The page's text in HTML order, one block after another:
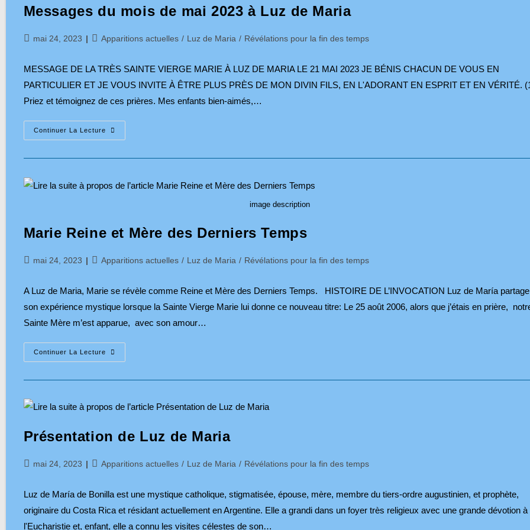
Messages du mois de mai 2023 à Luz de Maria
Publication
mai 24, 2023
PostApparitions actuelles / Luz de Maria / Révélations pour la fin des temps
MESSAGE DE LA TRÈS SAINTE VIERGE MARIE À LUZ DE MARIA LE 21 MAI 2023 JE BÉNIS CHACUN DE VOUS EN
PARTICULIER ET JE VOUS INVITE À ÊTRE PLUS PRÈS DE MON DIVIN FILS, EN L'ADORANT EN ESPRIT ET EN VÉRITÉ.
Priez et témoignez de ces prières. Mes enfants bien-aimés,…
Continuer La LectureMessages
Du
De
Luz
image description
Marie Reine et Mère des Derniers Temps
Publication
mai 24, 2023
PostApparitions actuelles / Luz de Maria / Révélations pour la fin des temps
A Luz de Maria, Marie se révèle comme Reine et Mère des Derniers Temps. HISTOIRE DE L’INVOCATION Luz de María partage
son expérience mystique lorsque la Sainte Vierge Marie lui donne ce nouveau titre: Le 25 août 2006, alors que j’étais en prière,
Sainte Mère m’est apparue, avec son amour…
Continuer La LectureMarie
Reine
Temps
Présentation de Luz de Maria
Publication
mai 24, 2023
PostApparitions actuelles / Luz de Maria / Révélations pour la fin des temps
Luz de María de Bonilla est une mystique catholique, stigmatisée, épouse, mère, membre du tiers-ordre augustinien, et prophète,
originaire du Costa Rica et résidant actuellement en Argentine. Elle a grandi dans un foyer très religieux avec une grande dévotion à
l'Eucharistie et, enfant, elle a connu les visites célestes de son…